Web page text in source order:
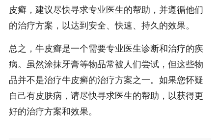
皮癣，建议尽快寻求专业医生的帮助，并遵循他们
的治疗方案，以达到安全、快速、持久的效果。
总之，牛皮癣是一个需要专业医生诊断和治疗的疾
病。虽然涂抹牙膏等物品常被人们尝试，但这些物
品并不是治疗牛皮癣的治疗方案之一。如果您怀疑
自己有皮肤病，请尽快寻求医生的帮助，以获得更
好的治疗方案和效果。